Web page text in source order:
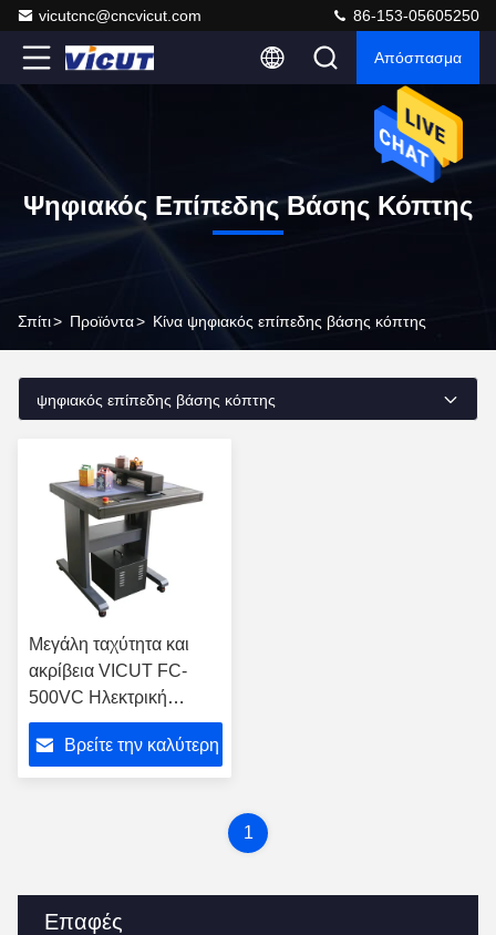
vicutcnc@cncvicut.com 86-153-05605250
Απόσπασμα
Ψηφιακός Επίπεδης Βάσης Κόπτης
Σπίτι> Προϊόντα> Κίνα ψηφιακός επίπεδης βάσης κόπτης
Επαφές
ψηφιακός επίπεδης βάσης κόπτης
Μεγάλη ταχύτητα και
ακρίβεια VICUT FC-
500VC Ηλεκτρική
μηχανή κοπής πετσέτας
πετσέταςΒρείτε την καλύτερη
1